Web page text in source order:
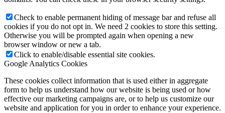
Check to enable permanent hiding of message bar and refuse all
cookies if you do not opt in. We need 2 cookies to store this setting.
Otherwise you will be prompted again when opening a new
browser window or new a tab.
Click to enable/disable essential site cookies.
Google Analytics Cookies
These cookies collect information that is used either in aggregate
form to help us understand how our website is being used or how
effective our marketing campaigns are, or to help us customize our
website and application for you in order to enhance your experience.